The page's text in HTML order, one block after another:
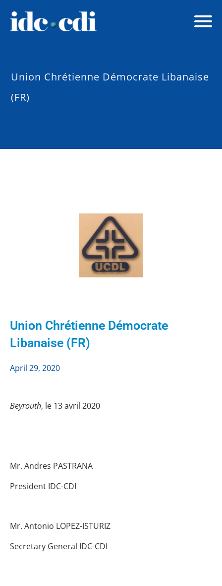
Union Chrétienne Démocrate Libanaise
(FR)
Union Chrétienne Démocrate
Libanaise (FR)
April 29, 2020
Beyrouth, le 13 avril 2020
Mr. Andres PASTRANA
President IDC-CDI
Mr. Antonio LOPEZ-ISTURIZ
Secretary General IDC-CDI